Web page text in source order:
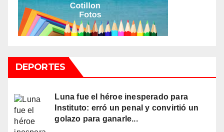
DEPORTES
Luna fue el héroe inesperado para
Instituto: erró un penal y convirtió un
golazo para ganarle...